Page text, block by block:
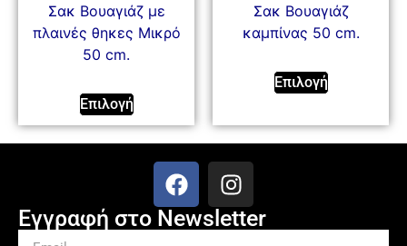
Σακ Βουαγιάζ με
πλαινές θηκες Μικρό
50 cm.
Επιλογή
Σακ Βουαγιάζ
καμπίνας 50 cm.
Επιλογή
Εγγραφή στο Newsletter